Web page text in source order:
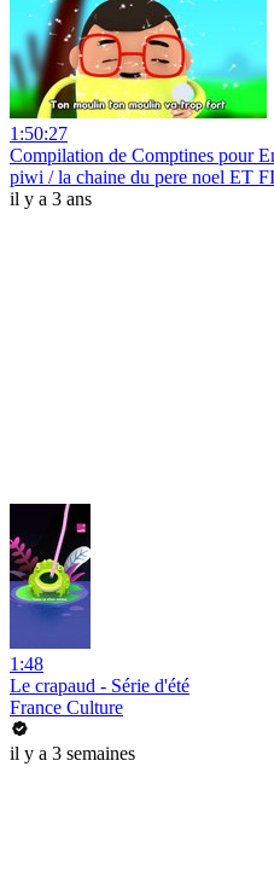
1:50:27
Compilation de Comptines pour
piwi / la chaine du pere noel ET
il y a 3 ans
1:48
Le crapaud - Série d'été
France Culture
il y a 3 semaines